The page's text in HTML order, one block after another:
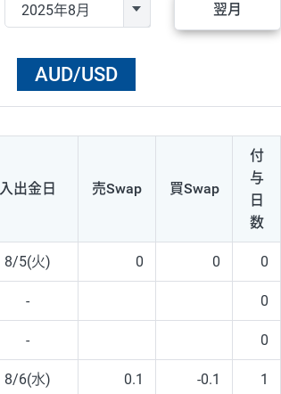
翌月
AUD/USD
入出金日 売Swap 買Swap
付
与
日
数
8/5(火) 0 0 0
- 0
- 0
8/6(水) 0.1 -0.1 1